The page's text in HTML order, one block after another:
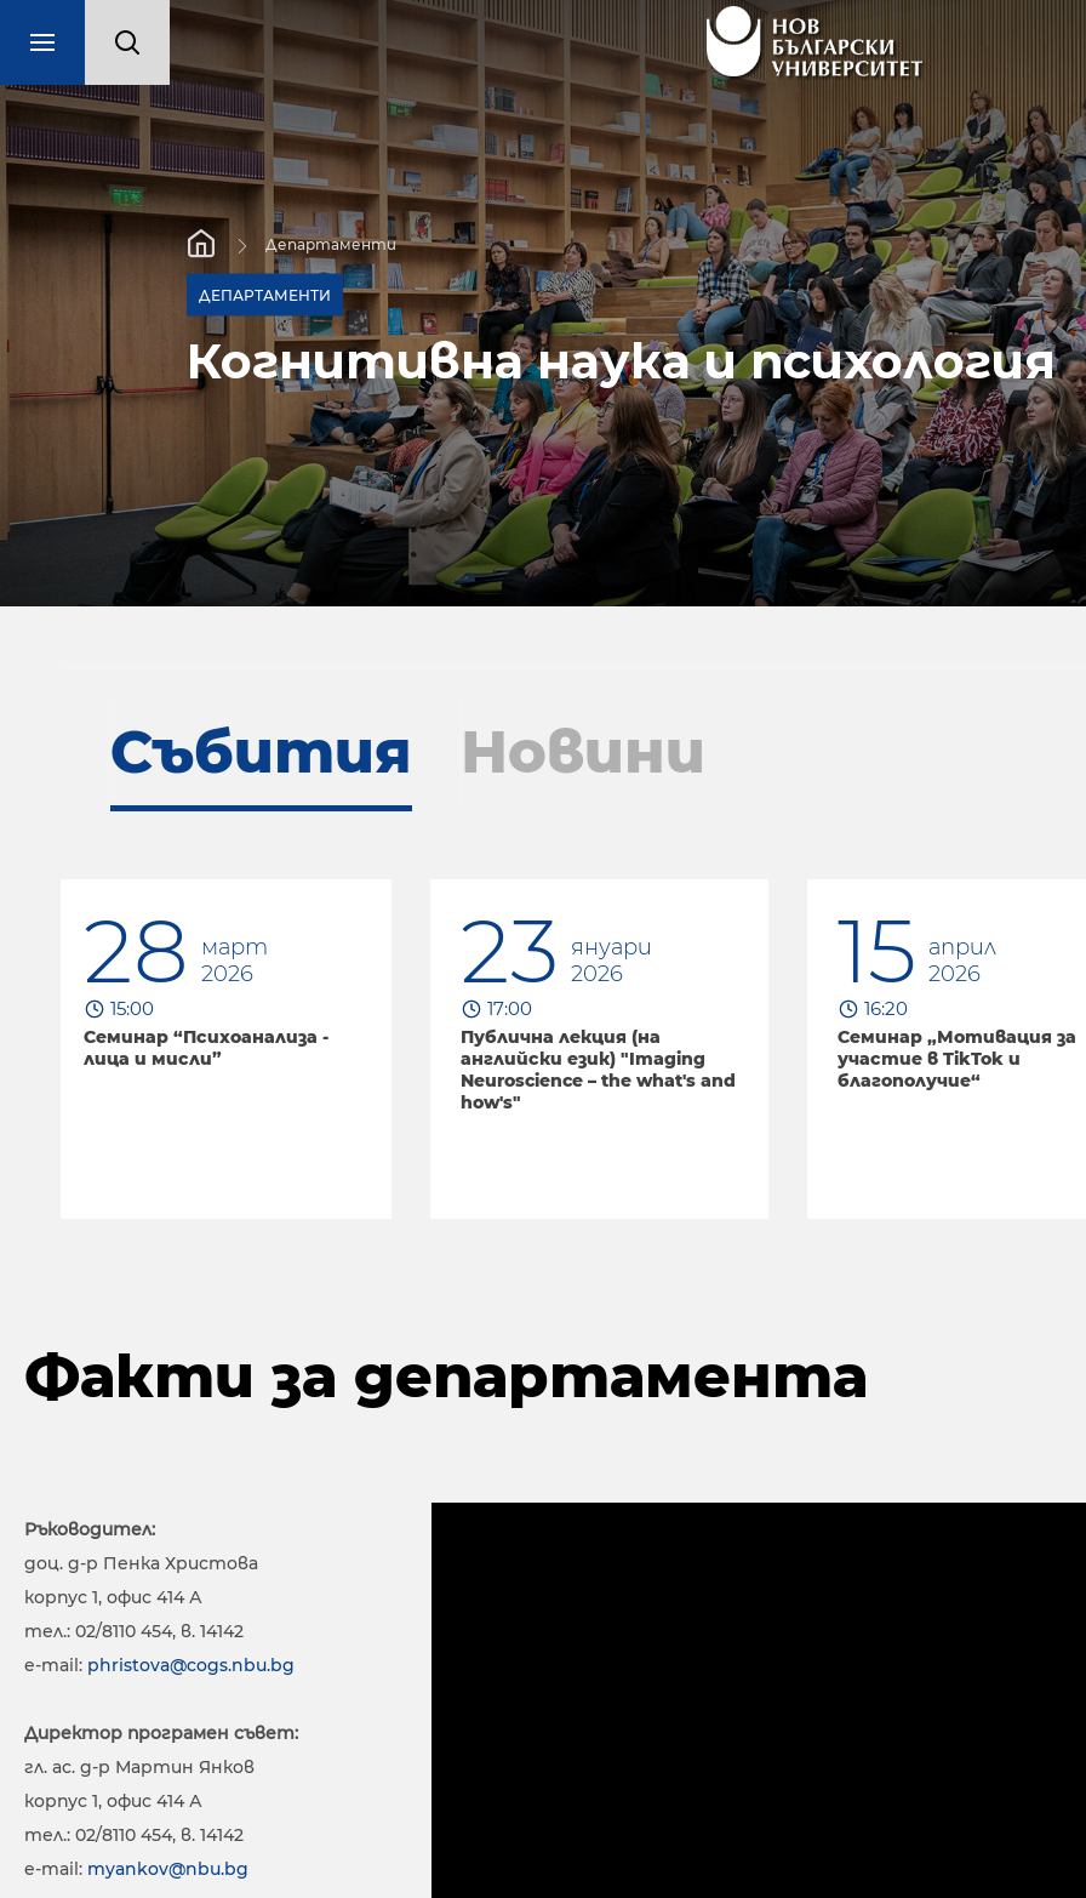
Департаменти
ДЕПАРТАМЕНТИ
Когнитивна наука и психология
Събития Новини
23 януари
2026
17:00
Публична лекция (на
английски език) "Imaging
15
април
2026
16:20
Семинар „Мотивация за
участие в TikTok и
благополучие“
17 юни
2026
16:20
Семинар "Ролята на
в развитието на
телесното
Факти за департамента
Ръководител:
доц. д-р Пенка Христова
корпус 1, офис 414 А
тел.: 02/8110 454, в. 14142
e-mail: phristova@cogs.nbu.bg
Директор програмен съвет:
гл. ас. д-р Мартин Янков
корпус 1, офис 414 А
тел.: 02/8110 454, в. 14142
e-mail: myankov@nbu.bg